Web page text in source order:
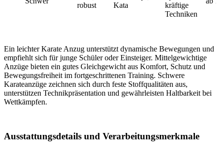
robust
Kata
kräftige
Techniken
Ein leichter Karate Anzug unterstützt dynamische Bewegungen und
empfiehlt sich für junge Schüler oder Einsteiger. Mittelgewichtige
Anzüge bieten ein gutes Gleichgewicht aus Komfort, Schutz und
Bewegungsfreiheit im fortgeschrittenen Training. Schwere
Karateanzüge zeichnen sich durch feste Stoffqualitäten aus,
unterstützen Technikpräsentation und gewährleisten Haltbarkeit bei
Wettkämpfen.
Ausstattungsdetails und Verarbeitungsmerkmale